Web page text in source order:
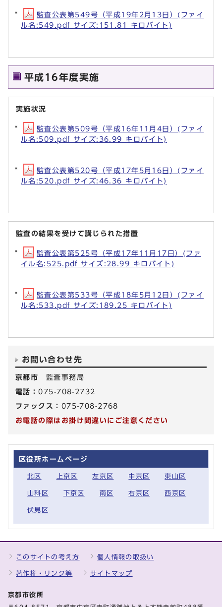
監査公表第549号（平成19年2月13日）(ファイ
ル名:549.pdf サイズ:151.81 キロバイト)
平成16年度実施
実施状況
監査公表第509号（平成16年11月4日）(ファイ
ル名:509.pdf サイズ:36.99 キロバイト)
監査公表第520号（平成17年5月16日）(ファイ
ル名:520.pdf サイズ:46.36 キロバイト)
監査の結果を受けて講じられた措置
監査公表第525号（平成17年11月17日）(ファ
イル名:525.pdf サイズ:28.99 キロバイト)
監査公表第533号（平成18年5月12日）(ファイ
ル名:533.pdf サイズ:189.25 キロバイト)
お問い合わせ先
京都市 監査事務局
電話：075-708-2732
ファックス： 075-708-2768
お電話の際はお掛け間違いにご注意ください
区役所ホームページ
北区 上京区 左京区 中京区 東山区
山科区 下京区 南区 右京区 西京区
伏見区
このサイトの考え方 個人情報の取扱い
著作権・リンク等 サイトマップ
京都市役所